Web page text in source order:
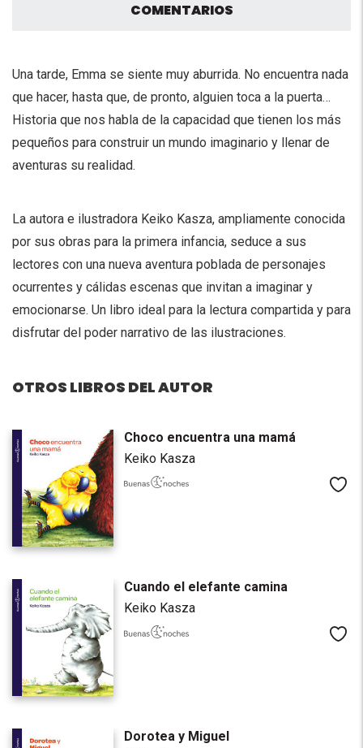
COMENTARIOS
Una tarde, Emma se siente muy aburrida. No encuentra nada
que hacer, hasta que, de pronto, alguien toca a la puerta…
Historia que nos habla de la capacidad que tienen los más
pequeños para construir un mundo imaginario y llenar de
aventuras su realidad.
La autora e ilustradora Keiko Kasza, ampliamente conocida
por sus obras para la primera infancia, seduce a sus
lectores con una nueva aventura poblada de personajes
ocurrentes y cálidas escenas que invitan a imaginar y
emocionarse. Un libro ideal para la lectura compartida y para
disfrutar del poder narrativo de las ilustraciones.
OTROS LIBROS DEL AUTOR
Choco encuentra una mamá
Keiko Kasza
Cuando el elefante camina
Keiko Kasza
Dorotea y Miguel